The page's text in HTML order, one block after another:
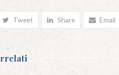
Tweet Share Email